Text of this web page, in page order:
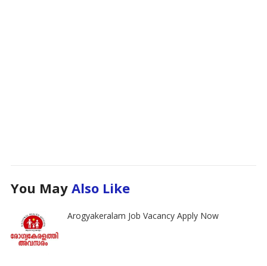
You May Also Like
Arogyakeralam Job Vacancy Apply Now